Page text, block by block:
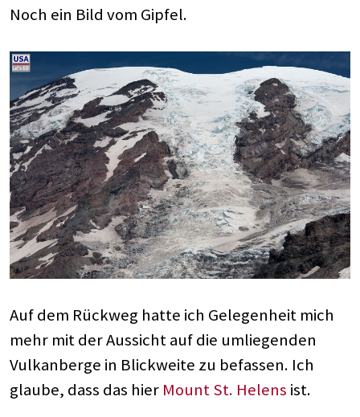
Noch ein Bild vom Gipfel.
Auf dem Rückweg hatte ich Gelegenheit mich
mehr mit der Aussicht auf die umliegenden
Vulkanberge in Blickweite zu befassen. Ich
glaube, dass das hier Mount St. Helens ist.